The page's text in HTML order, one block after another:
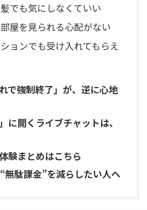
でも気にしなくていい
屋を見られる心配がない
ョンでも受け入れてもらえ
で強制終了」が、逆に心地
に開くライブチャットは、
験まとめはこちら
無駄課金”を減らしたい人へ